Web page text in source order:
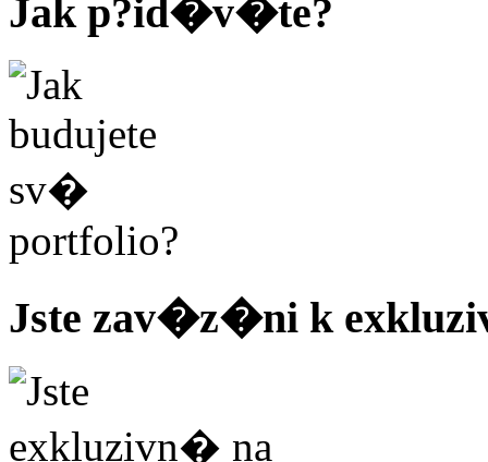
Jak p?id�v�te?
Jste zav�z�ni k